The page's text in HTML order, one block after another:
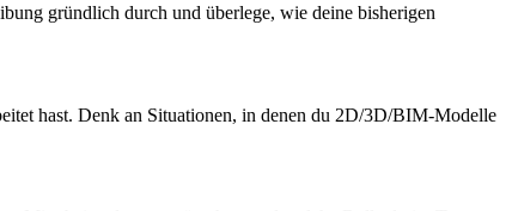
gründlich durch und überlege, wie deine bisherigen
hast. Denk an Situationen, in denen du 2D/3D/BIM-Modelle